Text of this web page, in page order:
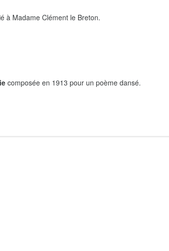
à Madame Clément le Breton.
composée en 1913 pour un poème dansé.